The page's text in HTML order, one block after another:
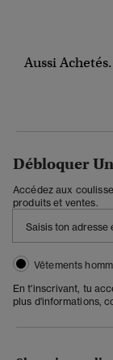
Aussi
Débloquer
Accédez aux
produits et ventes.
Vêtements
En t'inscrivant, tu
plus d'informations,